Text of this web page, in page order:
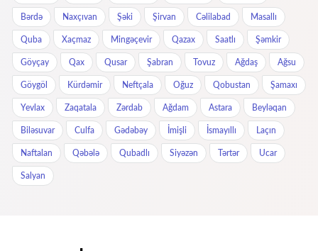
Bərdə Naxçıvan Şəki Şirvan Cəlilabad Masallı
Quba Xaçmaz Mingəçevir Qazax Saatlı Şəmkir
Göyçay Qax Qusar Şabran Tovuz Ağdaş Ağsu
Göygöl Kürdəmir Neftçala Oğuz Qobustan Şamaxı
Yevlax Zaqatala Zərdab Ağdam Astara Beyləqan
Biləsuvar Culfa Gədəbəy İmişli İsmayıllı Laçın
Naftalan Qəbələ Qubadlı Siyəzən Tərtər Ucar
Salyan